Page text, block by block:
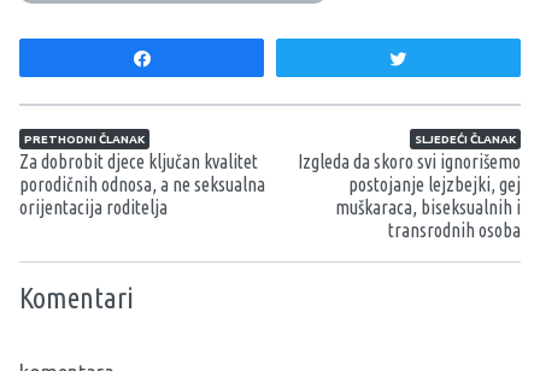
Navigacija članaka
PRETHODNI ČLANAK
Za dobrobit djece ključan kvalitet
porodičnih odnosa, a ne seksualna
orijentacija roditelja
SLJEDEĆI ČLANAK
Izgleda da skoro svi ignorišemo
postojanje lejzbejki, gej
muškaraca, biseksualnih i
transrodnih osoba
Komentari